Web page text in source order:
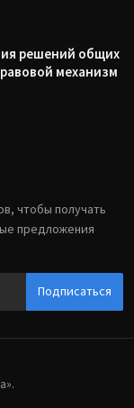
решений общих
механизм
чтобы получать
предложения
Подписаться